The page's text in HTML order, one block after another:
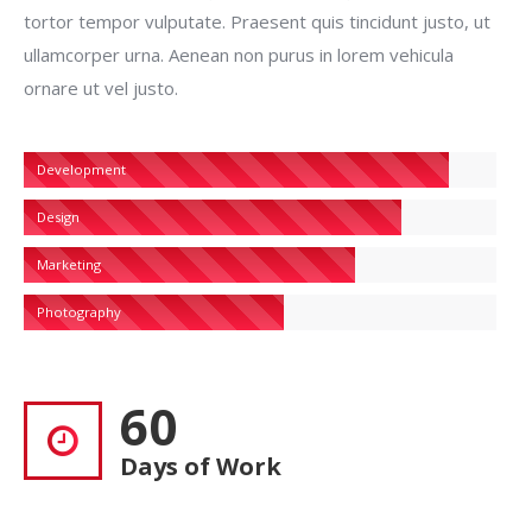
tortor tempor vulputate. Praesent quis tincidunt justo, ut
ullamcorper urna. Aenean non purus in lorem vehicula
ornare ut vel justo.
Development
Design
Marketing
Photography
60
Days of Work